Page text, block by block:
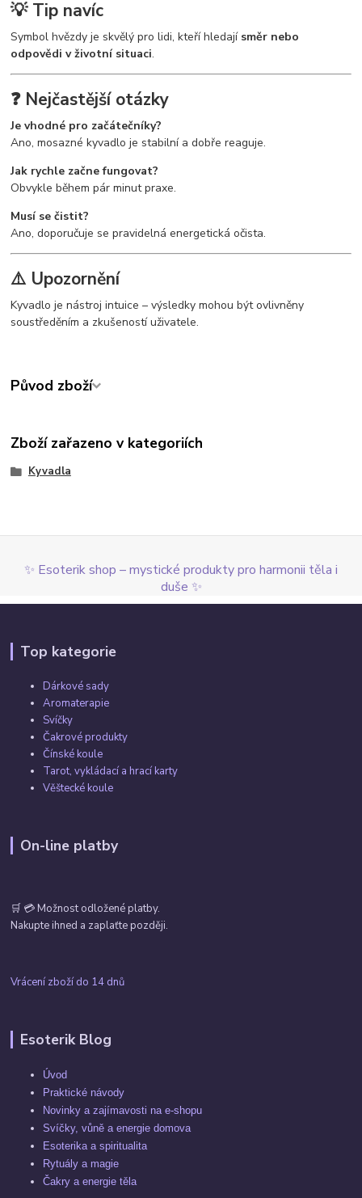
💡 Tip navíc
Symbol hvězdy je skvělý pro lidi, kteří hledají směr nebo
odpovědi v životní situaci.
❓ Nejčastější otázky
Je vhodné pro začátečníky?
Ano, mosazné kyvadlo je stabilní a dobře reaguje.
Jak rychle začne fungovat?
Obvykle během pár minut praxe.
Musí se čistit?
Ano, doporučuje se pravidelná energetická očista.
⚠️ Upozornění
Kyvadlo je nástroj intuice – výsledky mohou být ovlivněny
soustředěním a zkušeností uživatele.
Původ zboží
Zboží zařazeno v kategoriích
Kyvadla
✨ Esoterik shop – mystické produkty pro harmonii těla i
duše ✨
Top kategorie
Dárkové sady
Aromaterapie
Svíčky
Čakrové produkty
Čínské koule
Tarot, vykládací a hrací karty
Věštecké koule
On-line platby
🛒 💳 Možnost odložené platby.
Nakupte ihned a zaplaťte později.
Vrácení zboží do 14 dnů
Esoterik Blog
Úvod
Praktické návody
Novinky a zajímavosti na e-shopu
Svíčky, vůně a energie domova
Esoterika a spiritualita
Rytuály a magie
Čakry a energie těla